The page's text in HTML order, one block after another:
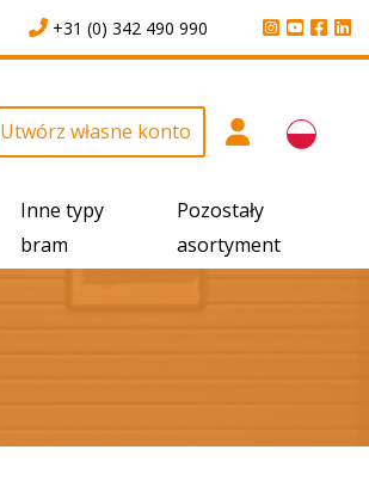
+31 (0) 342 490 990
Utwórz własne konto
Inne typy
bram
Pozostały
asortyment